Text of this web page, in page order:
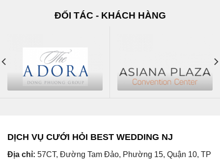
ĐỐI TÁC - KHÁCH HÀNG
DỊCH VỤ CƯỚI HỎI BEST WEDDING NJ
Địa chỉ: 57CT, Đường Tam Đảo, Phường 15, Quận 10, TP